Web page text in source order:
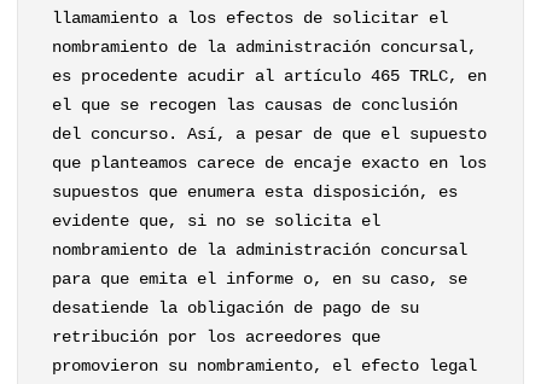
llamamiento a los efectos de solicitar el
nombramiento de la administración concursal,
es procedente acudir al artículo 465 TRLC, en
el que se recogen las causas de conclusión
del concurso. Así, a pesar de que el supuesto
que planteamos carece de encaje exacto en los
supuestos que enumera esta disposición, es
evidente que, si no se solicita el
nombramiento de la administración concursal
para que emita el informe o, en su caso, se
desatiende la obligación de pago de su
retribución por los acreedores que
promovieron su nombramiento, el efecto legal